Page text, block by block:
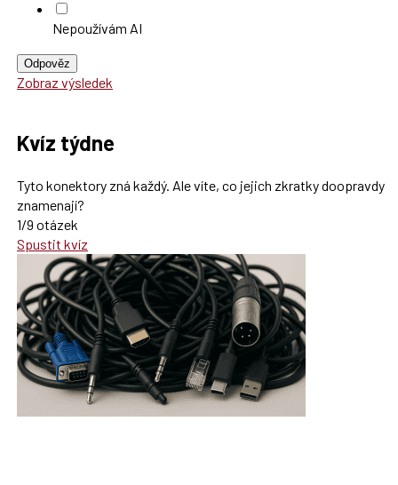
Nepoužívám AI
Odpověz
Zobraz výsledek
Kvíz týdne
Tyto konektory zná každý. Ale víte, co jejich zkratky doopravdy
znamenají?
1/9 otázek
Spustit kvíz